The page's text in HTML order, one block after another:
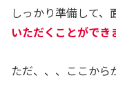
しっかり準備して、
いただくことができ
ただ、、、ここか